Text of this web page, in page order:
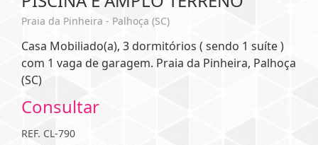
Praia da Pinheira - Palhoça (SC)
Casa Mobiliado(a), 3 dormitórios ( sendo 1 suíte )
com 1 vaga de garagem. Praia da Pinheira, Palhoça
(SC)
Consultar
REF. CL-790